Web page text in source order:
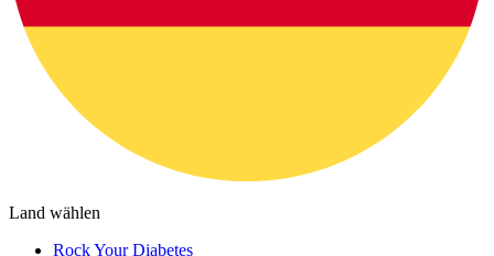
Land wählen
Rock Your Diabetes